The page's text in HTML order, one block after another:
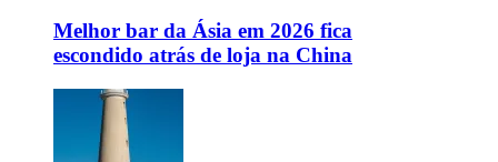
Melhor bar da Ásia em 2026 fica
escondido atrás de loja na China